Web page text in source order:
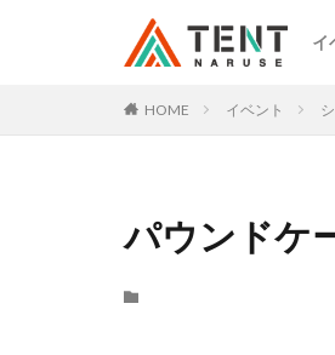
イ
HOME イベント
パウンドケ